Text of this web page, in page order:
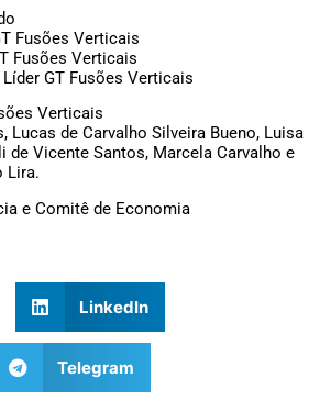
Fusões Verticais
Fusões Verticais
GT Fusões Verticais
Verticais
Lucas de Carvalho Silveira Bueno, Luisa
de Vicente Santos, Marcela Carvalho e
Lira.
e Comitê de Economia
LinkedIn
Telegram